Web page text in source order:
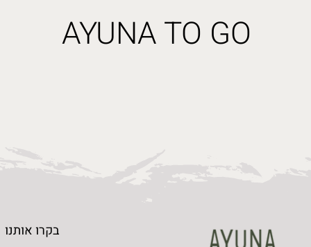
AYUNA TO GO
AYUNA TO GO
בקרו אותנו